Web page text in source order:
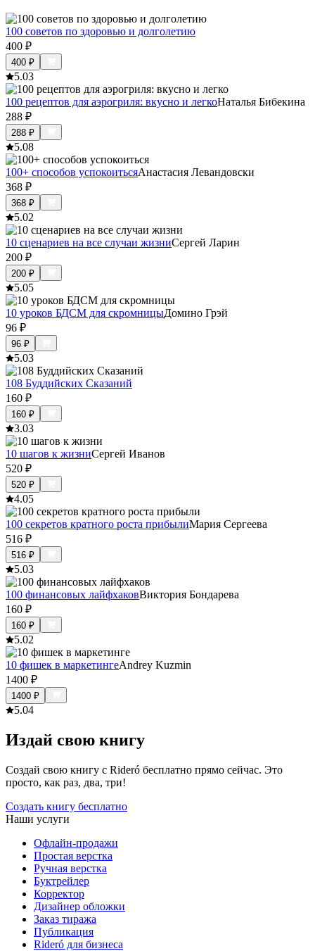
100 советов по здоровью и долголетию
400 ₽
400 ₽
5.03
100 рецептов для аэрогриля: вкусно и легкоНаталья Бибекина
288 ₽
288 ₽
5.08
100+ способов успокоитьсяАнастасия Левандовски
368 ₽
368 ₽
5.02
10 сценариев на все случаи жизниСергей Ларин
200 ₽
200 ₽
5.05
10 уроков БДСМ для скромницыДомино Грэй
96 ₽
96 ₽
5.03
108 Буддийских Сказаний
160 ₽
160 ₽
3.03
10 шагов к жизниСергей Иванов
520 ₽
520 ₽
4.05
100 секретов кратного роста прибылиМария Сергеева
516 ₽
516 ₽
5.03
100 финансовых лайфхаковВиктория Бондарева
160 ₽
160 ₽
5.02
10 фишек в маркетингеAndrey Kuzmin
1400 ₽
1400 ₽
5.04
Издай свою книгу
Создай свою книгу с Rideró бесплатно прямо сейчас. Это
просто, как раз, два, три!
Создать книгу бесплатно
Наши услуги
Офлайн-продажи
Простая верстка
Ручная верстка
Буктрейлер
Корректор
Дизайнер обложки
Заказ тиража
Публикация
Rideró для бизнеса